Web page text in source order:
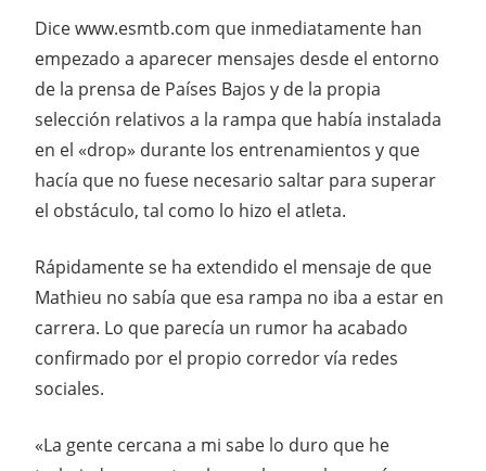
Dice www.esmtb.com que inmediatamente han
empezado a aparecer mensajes desde el entorno
de la prensa de Países Bajos y de la propia
selección relativos a la rampa que había instalada
en el «drop» durante los entrenamientos y que
hacía que no fuese necesario saltar para superar
el obstáculo, tal como lo hizo el atleta.
Rápidamente se ha extendido el mensaje de que
Mathieu no sabía que esa rampa no iba a estar en
carrera. Lo que parecía un rumor ha acabado
confirmado por el propio corredor vía redes
sociales.
«La gente cercana a mi sabe lo duro que he